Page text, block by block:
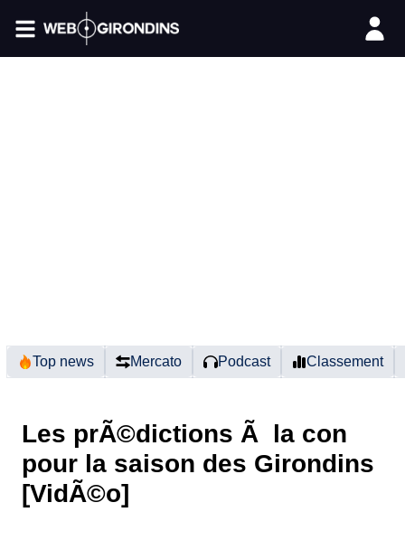
Top news Mercato Podcast Classement
Les prÃ©dictions Ã la con
pour la saison des Girondins
[VidÃ©o]